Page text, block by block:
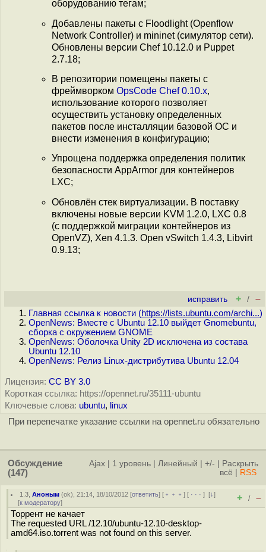
оборудованию тегам;
Добавлены пакеты с Floodlight (Openflow
Network Controller) и mininet (симулятор сети).
Обновлены версии Chef 10.12.0 и Puppet
2.7.18;
В репозитории помещены пакеты с
фреймворком OpsCode Chef 0.10.x,
использование которого позволяет
осуществить установку определенных
пакетов после инсталляции базовой ОС и
внести изменения в конфигурацию;
Упрощена поддержка определения политик
безопасности AppArmor для контейнеров
LXC;
Обновлён стек виртуализации. В поставку
включены новые версии KVM 1.2.0, LXC 0.8
(с поддержкой миграции контейнеров из
OpenVZ), Xen 4.1.3. Open vSwitch 1.4.3, Libvirt
0.9.13;
исправить + / –
Главная ссылка к новости (https://lists.ubuntu.com/archi...)
OpenNews: Вместе с Ubuntu 12.10 выйдет Gnomebuntu,
сборка с окружением GNOME
OpenNews: Оболочка Unity 2D исключена из состава
Ubuntu 12.10
OpenNews: Релиз Linux-дистрибутива Ubuntu 12.04
Лицензия: CC BY 3.0
Короткая ссылка: https://opennet.ru/35111-ubuntu
Ключевые слова: ubuntu, linux
При перепечатке указание ссылки на opennet.ru обязательно
Обсуждение
(147)
Ajax 1 уровень Линейный +/-
Раскрыть
всё
RSS
1.3 ,Аноным (ok), 21:14, 18/10/2012 [ответить] [ ﹢﹢﹢] [ · · ·][↓]
[к модератору] + / –
Торрент не качает
The requested URL /12.10/ubuntu-12.10-desktop-
amd64.iso.torrent was not found on this server.